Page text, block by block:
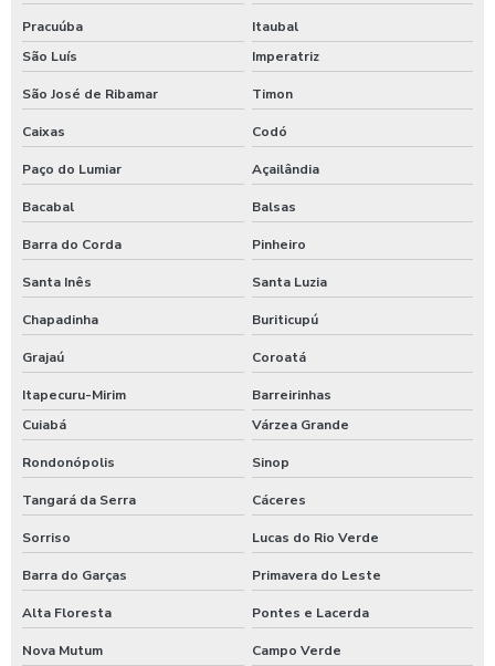
Pracuúba
Itaubal
São Luís
Imperatriz
São José de Ribamar Timon
Caixas Codó
Paço do Lumiar Açailândia
Bacabal Balsas
Barra do Corda Pinheiro
Santa Inês Santa Luzia
Chapadinha Buriticupú
Grajaú Coroatá
Itapecuru-Mirim
Barreirinhas
Cuiabá
Várzea Grande
Rondonópolis Sinop
Tangará da Serra Cáceres
Sorriso Lucas do Rio Verde
Barra do Garças Primavera do Leste
Alta Floresta Pontes e Lacerda
Nova Mutum Campo Verde